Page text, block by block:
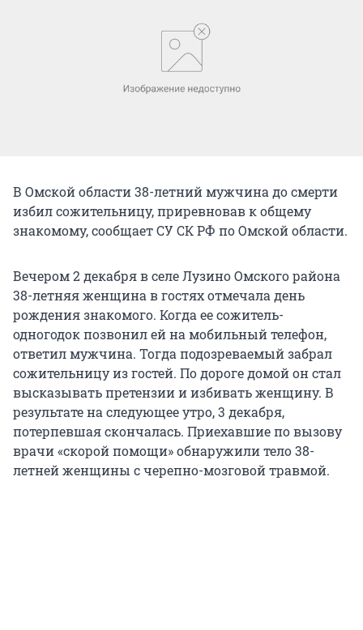
В Омской области 38-летний мужчина до смерти
избил сожительницу, приревновав к общему
знакомому, сообщает СУ СК РФ по Омской области.
Вечером 2 декабря в селе Лузино Омского района
38-летняя женщина в гостях отмечала день
рождения знакомого. Когда ее сожитель-
одногодок позвонил ей на мобильный телефон,
ответил мужчина. Тогда подозреваемый забрал
сожительницу из гостей. По дороге домой он стал
высказывать претензии и избивать женщину. В
результате на следующее утро, 3 декабря,
потерпевшая скончалась. Приехавшие по вызову
врачи «скорой помощи» обнаружили тело 38-
летней женщины с черепно-мозговой травмой.